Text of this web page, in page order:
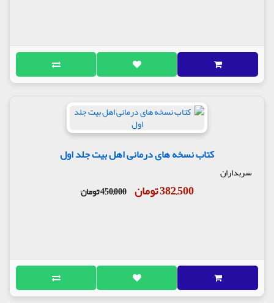
کتاب نسخه های درمانی اهل بیت جلد اول
سربداران
382,500 تومان 450,000 تومان